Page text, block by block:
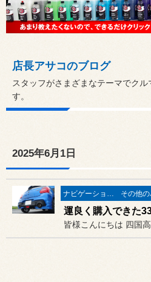
店長アサコのブログ
スタッフがさまざまなテーマでク
す。
2025年6月1日
皆様こんにちは 四国